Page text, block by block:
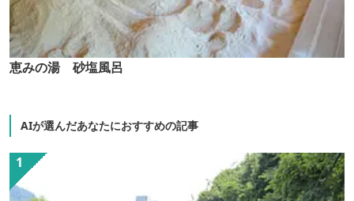
恵みの湯 砂塩風呂
AIが選んだあなたにおすすめの記事